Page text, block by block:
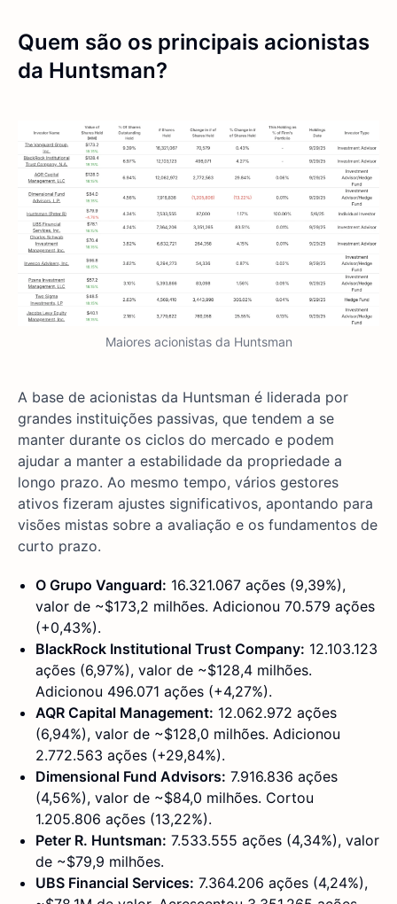
Quem são os principais acionistas
da Huntsman?
Maiores acionistas da Huntsman
A base de acionistas da Huntsman é liderada por
grandes instituições passivas, que tendem a se
manter durante os ciclos do mercado e podem
ajudar a manter a estabilidade da propriedade a
longo prazo. Ao mesmo tempo, vários gestores
ativos fizeram ajustes significativos, apontando para
visões mistas sobre a avaliação e os fundamentos de
curto prazo.
O Grupo Vanguard: 16.321.067 ações (9,39%),
valor de ~$173,2 milhões. Adicionou 70.579 ações
(+0,43%).
BlackRock Institutional Trust Company: 12.103.123
ações (6,97%), valor de ~$128,4 milhões.
Adicionou 496.071 ações (+4,27%).
AQR Capital Management: 12.062.972 ações
(6,94%), valor de ~$128,0 milhões. Adicionou
2.772.563 ações (+29,84%).
Dimensional Fund Advisors: 7.916.836 ações
(4,56%), valor de ~$84,0 milhões. Cortou
1.205.806 ações (13,22%).
Peter R. Huntsman: 7.533.555 ações (4,34%), valor
de ~$79,9 milhões.
UBS Financial Services: 7.364.206 ações (4,24%),